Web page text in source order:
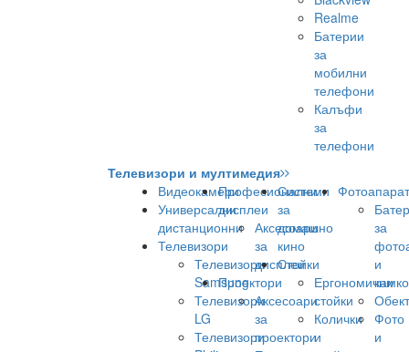
Realme
Батерии
за
мобилни
телефони
Калъфи
за
телефони
Телевизори и мултимедия
Видеокамери
Универсални
дистанционни
Телевизори
Телевизори
Samsung
Телевизори
LG
Телевизори
Професионални
дисплеи
Аксесоари
за
дисплеи
Проектори
Аксесоари
за
проектори
Системи
за
домашно
кино
Стойки
Ергономични
стойки
Колички
и
за
и
Фото
и